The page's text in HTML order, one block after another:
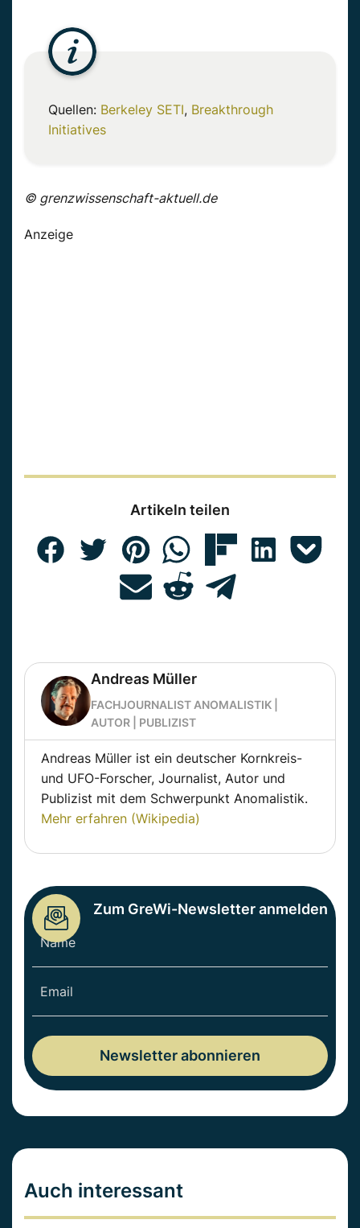
Quellen: Berkeley SETI, Breakthrough
Initiatives
© grenzwissenschaft-aktuell.de
Anzeige
Artikeln teilen
Andreas Müller
FACHJOURNALIST ANOMALISTIK |
AUTOR | PUBLIZIST
Andreas Müller ist ein deutscher Kornkreis-
und UFO-Forscher, Journalist, Autor und
Publizist mit dem Schwerpunkt Anomalistik.
Mehr erfahren (Wikipedia)
Zum GreWi-Newsletter anmelden
Auch interessant